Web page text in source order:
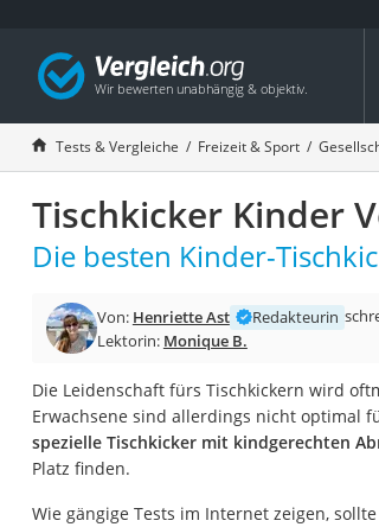
Tests & Vergleiche Freizeit & Sport
Tischkicker Kinder
Die besten Kinder-
Von: Henriette Ast Redakteurin
Lektorin: Monique B.
Die Leidenschaft fürs Tischkickern wird
Erwachsene sind allerdings nicht optimal
spezielle Tischkicker mit kindgerechten
Platz finden.
Wie gängige Tests im Internet zeigen,